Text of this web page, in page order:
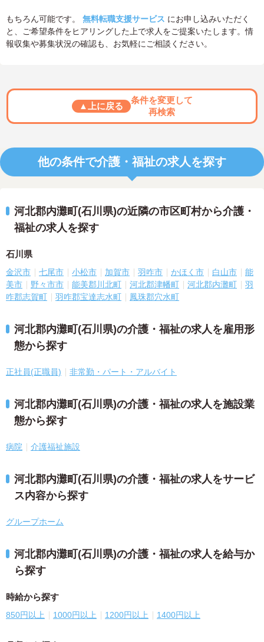
もちろん可能です。 無料転職支援サービス にお申し込みいただく
と、ご希望条件をヒアリングした上で求人をご提案いたします。情
報収集や募集状況の確認も、お気軽にご相談ください。
▲上に戻る
条件を変更して
再検索
他の条件で介護・福祉の求人を探す
河北郡内灘町(石川県)の近隣の市区町村から介護・
福祉の求人を探す
石川県
金沢市 七尾市 小松市 加賀市 羽咋市 かほく市 白山市
能
美市
野々市市 能美郡川北町 河北郡津幡町 河北郡内灘町
羽
咋郡志賀町
羽咋郡宝達志水町 鳳珠郡穴水町
河北郡内灘町(石川県)の介護・福祉の求人を雇用形
態から探す
正社員(正職員) 非常勤・パート・アルバイト
河北郡内灘町(石川県)の介護・福祉の求人を施設業
態から探す
病院 介護福祉施設
河北郡内灘町(石川県)の介護・福祉の求人をサービ
ス内容から探す
グループホーム
河北郡内灘町(石川県)の介護・福祉の求人を給与か
ら探す
時給から探す
850円以上 1000円以上 1200円以上 1400円以上